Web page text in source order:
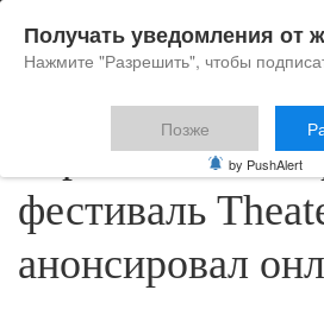
Берлинский
фестиваль
анонсировал
Получать уведомления от
Нажмите "Разрешить", чтобы
Позже
by PushAlert